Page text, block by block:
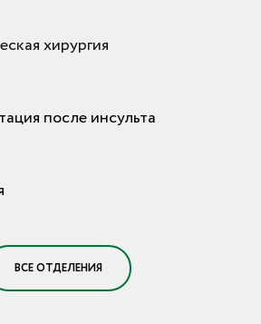
хирургия
после инсульта
ВСЕ ОТДЕЛЕНИЯ